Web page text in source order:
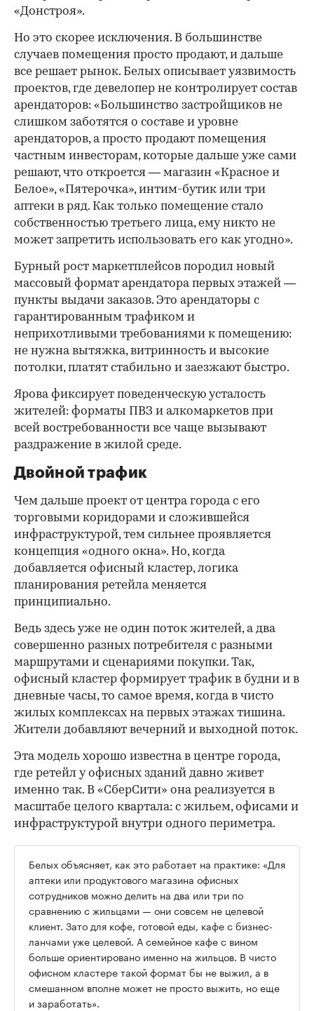
«Донстроя».
Но это скорее исключения. В большинстве
случаев помещения просто продают, и дальше
все решает рынок. Белых описывает уязвимость
проектов, где девелопер не контролирует состав
арендаторов: «Большинство застройщиков не
слишком заботятся о составе и уровне
арендаторов, а просто продают помещения
частным инвесторам, которые дальше уже сами
решают, что откроется — магазин «Красное и
Белое», «Пятерочка», интим-бутик или три
аптеки в ряд. Как только помещение стало
собственностью третьего лица, ему никто не
может запретить использовать его как угодно».
Бурный рост маркетплейсов породил новый
массовый формат арендатора первых этажей —
пункты выдачи заказов. Это арендаторы с
гарантированным трафиком и
неприхотливыми требованиями к помещению:
не нужна вытяжка, витринность и высокие
потолки, платят стабильно и заезжают быстро.
Ярова фиксирует поведенческую усталость
жителей: форматы ПВЗ и алкомаркетов при
всей востребованности все чаще вызывают
раздражение в жилой среде.
Двойной трафик
Чем дальше проект от центра города с его
торговыми коридорами и сложившейся
инфраструктурой, тем сильнее проявляется
концепция «одного окна». Но, когда
добавляется офисный кластер, логика
планирования ретейла меняется
принципиально.
Ведь здесь уже не один поток жителей, а два
совершенно разных потребителя с разными
маршрутами и сценариями покупки. Так,
офисный кластер формирует трафик в будни и в
дневные часы, то самое время, когда в чисто
жилых комплексах на первых этажах тишина.
Жители добавляют вечерний и выходной поток.
Эта модель хорошо известна в центре города,
где ретейл у офисных зданий давно живет
именно так. В «СберСити» она реализуется в
масштабе целого квартала: с жильем, офисами и
инфраструктурой внутри одного периметра.
Белых объясняет, как это работает на практике: «Для
аптеки или продуктового магазина офисных
сотрудников можно делить на два или три по
сравнению с жильцами — они совсем не целевой
клиент. Зато для кофе, готовой еды, кафе с бизнес-
ланчами уже целевой. А семейное кафе с вином
больше ориентировано именно на жильцов. В чисто
офисном кластере такой формат бы не выжил, а в
смешанном вполне может не просто выжить, но еще
и заработать».